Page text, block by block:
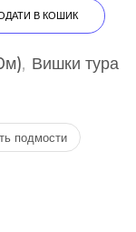
В КОШИК
, Вишки тура
подмости